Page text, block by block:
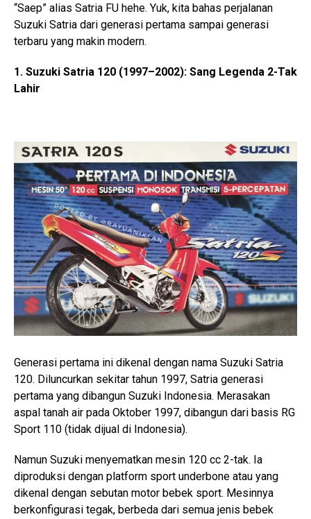
“Saep” alias Satria FU hehe. Yuk, kita bahas perjalanan
Suzuki Satria dari generasi pertama sampai generasi
terbaru yang makin modern.
1. Suzuki Satria 120 (1997–2002): Sang Legenda 2-Tak
Lahir
Generasi pertama ini dikenal dengan nama Suzuki Satria
120. Diluncurkan sekitar tahun 1997, Satria generasi
pertama yang dibangun Suzuki Indonesia. Merasakan
aspal tanah air pada Oktober 1997, dibangun dari basis RG
Sport 110 (tidak dijual di Indonesia).
Namun Suzuki menyematkan mesin 120 cc 2-tak. Ia
diproduksi dengan platform sport underbone atau yang
dikenal dengan sebutan motor bebek sport. Mesinnya
berkonfigurasi tegak, berbeda dari semua jenis bebek